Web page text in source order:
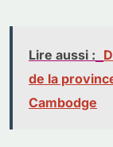
Lire aussi :
de la
Cambodge